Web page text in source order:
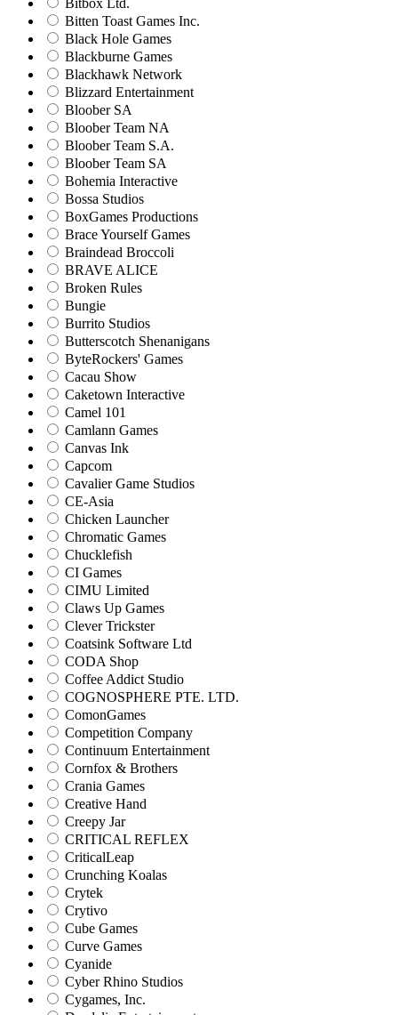
Bitbox Ltd.
Bitten Toast Games Inc.
Black Hole Games
Blackburne Games
Blackhawk Network
Blizzard Entertainment
Bloober SA
Bloober Team NA
Bloober Team S.A.
Bloober Team SA
Bohemia Interactive
Bossa Studios
BoxGames Productions
Brace Yourself Games
Braindead Broccoli
BRAVE ALICE
Broken Rules
Bungie
Burrito Studios
Butterscotch Shenanigans
ByteRockers' Games
Cacau Show
Caketown Interactive
Camel 101
Camlann Games
Canvas Ink
Capcom
Cavalier Game Studios
CE-Asia
Chicken Launcher
Chromatic Games
Chucklefish
CI Games
CIMU Limited
Claws Up Games
Clever Trickster
Coatsink Software Ltd
CODA Shop
Coffee Addict Studio
COGNOSPHERE PTE. LTD.
ComonGames
Competition Company
Continuum Entertainment
Cornfox & Brothers
Crania Games
Creative Hand
Creepy Jar
CRITICAL REFLEX
CriticalLeap
Crunching Koalas
Crytek
Crytivo
Cube Games
Curve Games
Cyanide
Cyber Rhino Studios
Cygames, Inc.